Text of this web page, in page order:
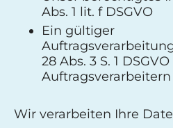
Abs. 1 lit. f DSGVO
Ein gültiger
28 Abs. 3 S. 1
Auftragsverarbeitern
Wir verarbeiten Ihre